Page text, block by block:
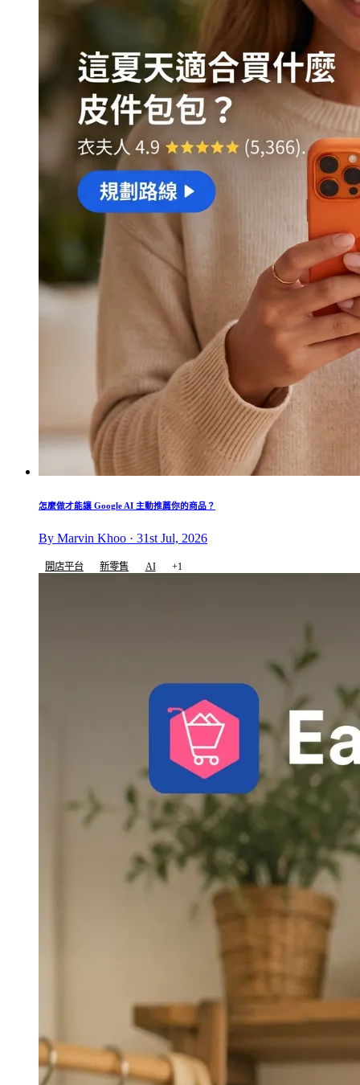
怎麼做才能讓 Google AI 主動推薦你的商品？
By Marvin Khoo · 31st Jul, 2026
開店平台 新零售 AI +1